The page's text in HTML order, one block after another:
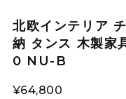
北欧インテリア
納 タンス 木製家
0 NU-B
¥64,800